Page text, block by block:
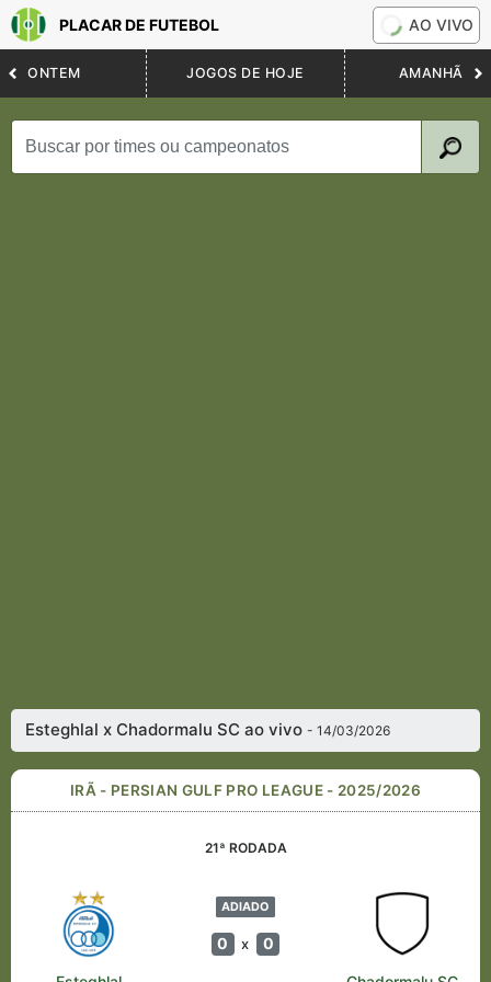
PLACAR DE FUTEBOL AO VIVO
ONTEM JOGOS DE HOJE AMANHÃ
Esteghlal x Chadormalu SC ao vivo- 14/03/2026
IRÃ - PERSIAN GULF PRO LEAGUE - 2025/2026
21ª RODADA
ADIADO
0 x 0